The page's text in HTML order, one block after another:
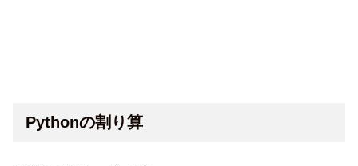
Pythonの割り算